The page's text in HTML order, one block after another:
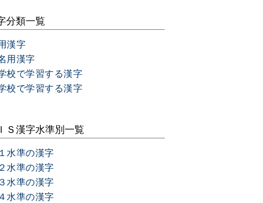
分類一覧
漢字
用漢字
校で学習する漢字
校で学習する漢字
Ｓ漢字水準別一覧
水準の漢字
水準の漢字
水準の漢字
水準の漢字